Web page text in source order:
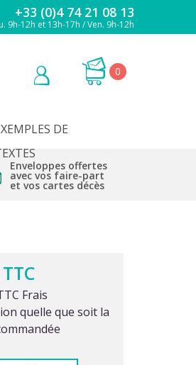
+33 (0)4 74 21 08 13
9h-12h et 13h-17h / Ven. 9h-12h
0
DE
Enveloppes offertes
avec vos faire-part
et vos cartes décès
Frais
quelle que soit la